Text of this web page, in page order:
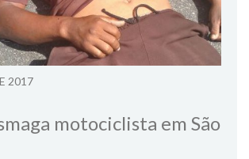
2017
motociclista em São